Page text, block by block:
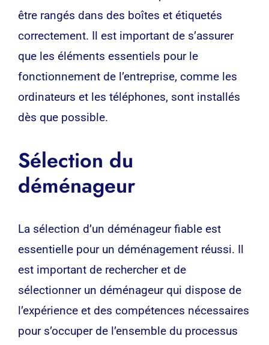
être rangés dans des boîtes et étiquetés
correctement. Il est important de s’assurer
que les éléments essentiels pour le
fonctionnement de l’entreprise, comme les
ordinateurs et les téléphones, sont installés
dès que possible.
Sélection du
déménageur
La sélection d’un déménageur fiable est
essentielle pour un déménagement réussi. Il
est important de rechercher et de
sélectionner un déménageur qui dispose de
l’expérience et des compétences nécessaires
pour s’occuper de l’ensemble du processus